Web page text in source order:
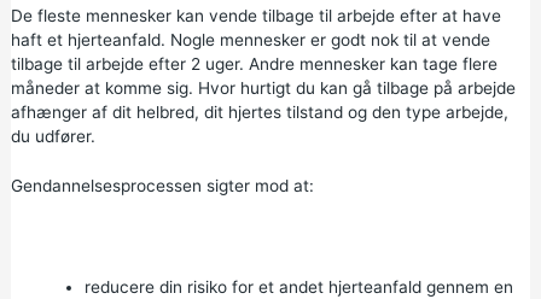
De fleste mennesker kan vende tilbage til arbejde efter at have
haft et hjerteanfald. Nogle mennesker er godt nok til at vende
tilbage til arbejde efter 2 uger. Andre mennesker kan tage flere
måneder at komme sig. Hvor hurtigt du kan gå tilbage på arbejde
afhænger af dit helbred, dit hjertes tilstand og den type arbejde,
du udfører.
Gendannelsesprocessen sigter mod at:
reducere din risiko for et andet hjerteanfald gennem en